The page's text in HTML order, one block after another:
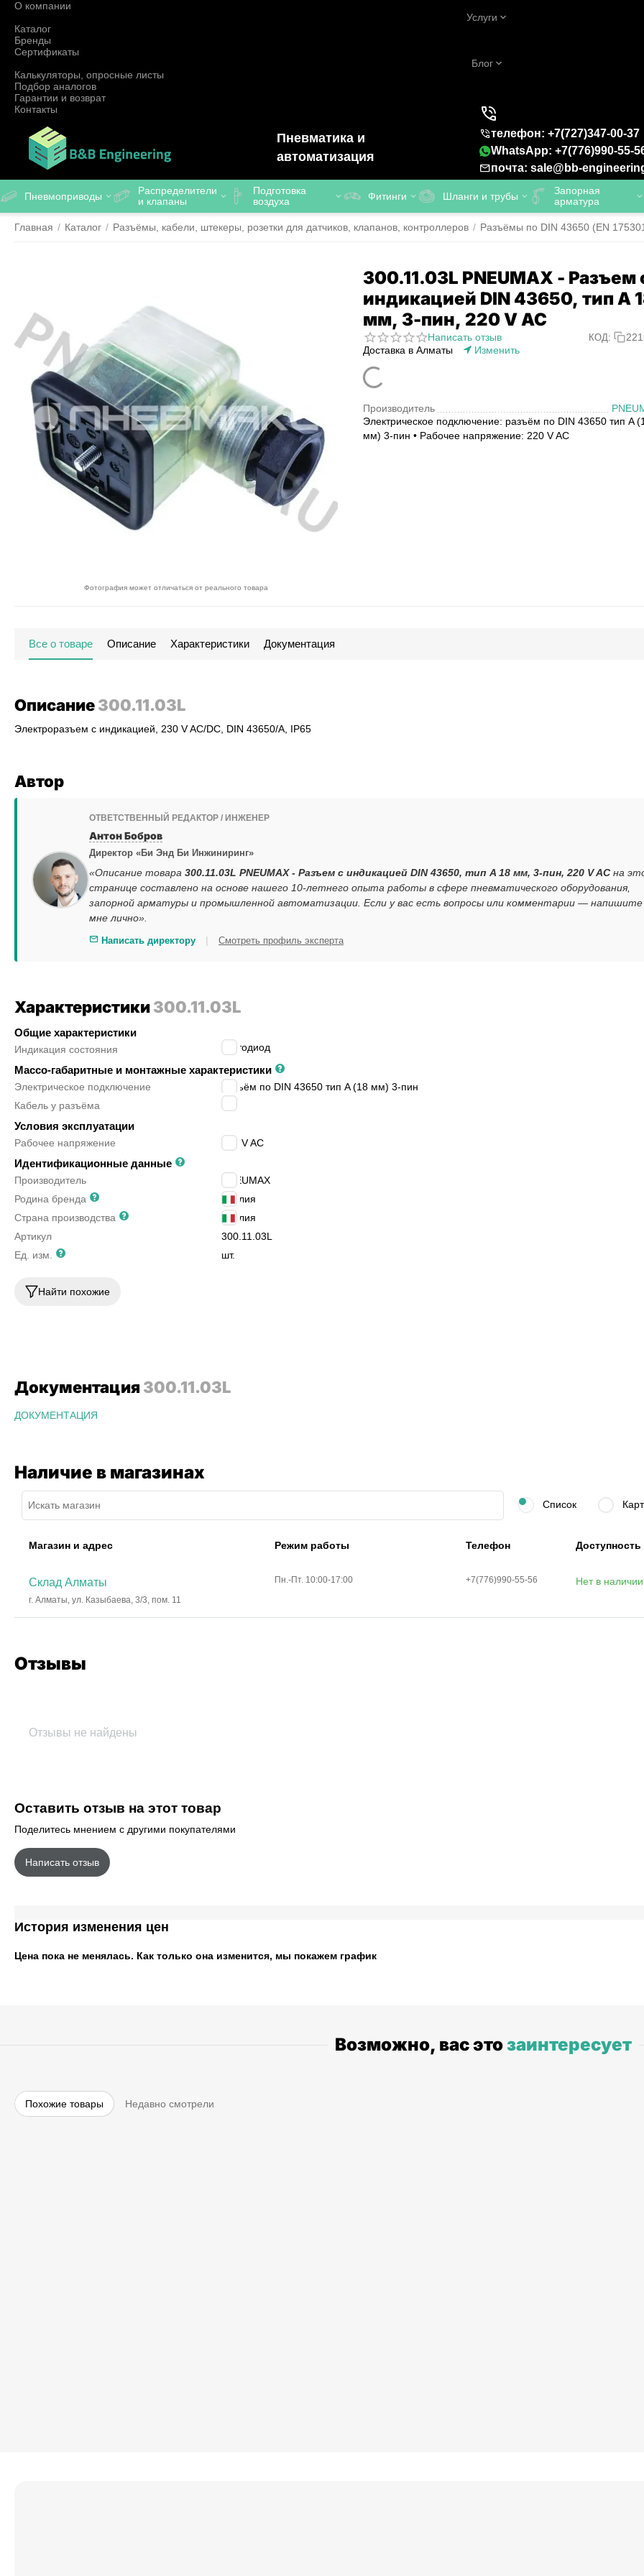
О компании
Услуги
Каталог
Бренды
Сертификаты
Блог
Калькуляторы, опросные листы
Подбор аналогов
Гарантии и возврат
Контакты
Пневматика и
автоматизация
телефон: +7(727)347-00-37
WhatsApp: +7(776)990-55-
почта: sale@bb-
Пневмоприводы
Распределители
и клапаны
Подготовка
воздуха
Фитинги Шланги и трубы
Запорная
арматура
Главная / Каталог / Разъёмы, кабели, штекеры, розетки для датчиков, клапанов, контроллеров / Разъёмы по DIN 43650 (EN
Фотография может отличаться от реального товара
300.11.03L PNEUMAX - Разъем
индикацией DIN 43650, тип A
мм, 3-пин, 220 V AC
Написать отзыв КОД:
Доставка в Алматы
Изменить
Производитель
Электрическое подключение: разъём по DIN 43650 тип A
мм) 3-пин • Рабочее напряжение: 220 V AC
Все о товаре Описание Характеристики Документация
Описание300.11.03L
Электроразъем c индикацией, 230 V AC/DC, DIN 43650/A, IP65
Автор
ОТВЕТСТВЕННЫЙ РЕДАКТОР / ИНЖЕНЕР
Антон Бобров
Директор «Би Энд Би Инжиниринг»
«Описание товара 300.11.03L PNEUMAX - Разъем с индикацией DIN 43650, тип A 18 мм, 3-пин, 220 V AC на
странице составлено на основе нашего 10-летнего опыта работы в сфере пневматического оборудования,
запорной арматуры и промышленной автоматизации. Если у вас есть вопросы или комментарии — напишите
мне лично».
Написать директору | Смотреть профиль эксперта
Характеристики300.11.03L
Общие характеристики
Индикация состояния светодиод
Массо-габаритные и монтажные характеристики
Электрическое подключение
разъём по DIN 43650 тип A (18 мм) 3-пин
Кабель у разъёма
Условия эксплуатации
Рабочее напряжение 220 V AC
Идентификационные данные
Производитель
PNEUMAX
Родина бренда
Италия
Страна производства
Италия
Артикул
300.11.03L
Ед. изм.
шт.
Найти похожие
Документация 300.11.03L
ДОКУМЕНТАЦИЯ
Наличие в магазинах
Список
Магазин и адрес Режим работы Телефон Доступность
Склад Алматы
г. Алматы, ул. Казыбаева, 3/3, пом. 11
Пн.-Пт. 10:00-17:00 +7(776)990-55-56 Нет в наличии
Отзывы
Отзывы не найдены
Оставить отзыв на этот товар
Поделитесь мнением с другими покупателями
Написать отзыв
История изменения цен
Цена пока не менялась. Как только она изменится, мы покажем график
Возможно, вас этозаинтересует
Похожие товары Недавно смотрели